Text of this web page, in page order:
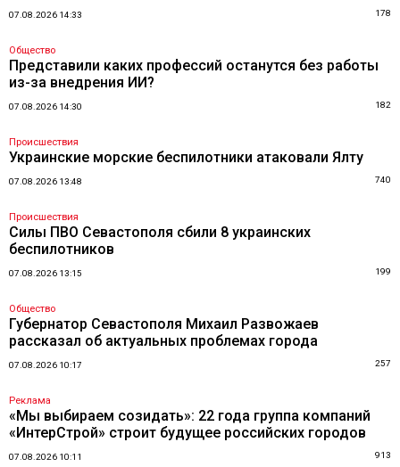
07.08.2026 14:33 178
Общество
Представили каких профессий останутся без работы
из-за внедрения ИИ?
07.08.2026 14:30 182
Происшествия
Украинские морские беспилотники атаковали Ялту
07.08.2026 13:48 740
Происшествия
Силы ПВО Севастополя сбили 8 украинских
беспилотников
07.08.2026 13:15 199
Общество
Губернатор Севастополя Михаил Развожаев
рассказал об актуальных проблемах города
07.08.2026 10:17 257
Реклама
«Мы выбираем созидать»: 22 года группа компаний
«ИнтерСтрой» строит будущее российских городов
07.08.2026 10:11 913